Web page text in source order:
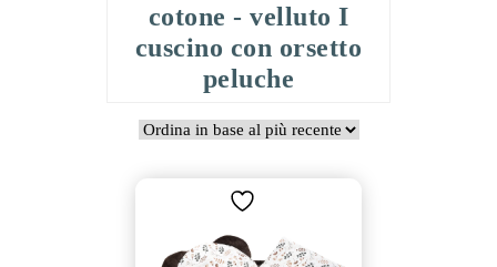
cotone - velluto I
cuscino con orsetto
peluche